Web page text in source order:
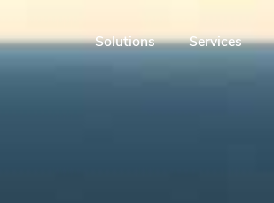
Solutions Services